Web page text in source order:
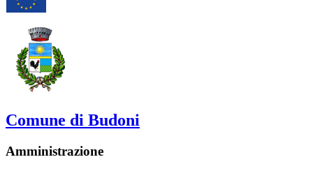
Comune di Budoni
Amministrazione